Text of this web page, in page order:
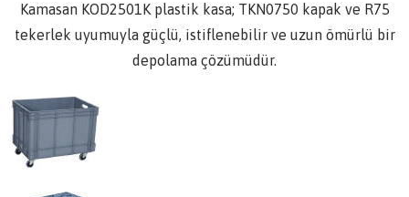
Kamasan KOD2501K plastik kasa; TKN0750 kapak ve R75
tekerlek uyumuyla güçlü, istiflenebilir ve uzun ömürlü bir
depolama çözümüdür.